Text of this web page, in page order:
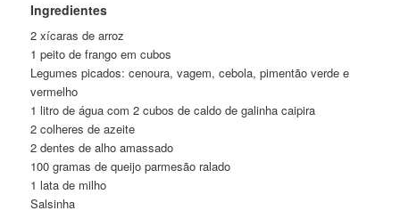
Ingredientes
2 xícaras de arroz
1 peito de frango em cubos
Legumes picados: cenoura, vagem, cebola, pimentão verde e
vermelho
1 litro de água com 2 cubos de caldo de galinha caipira
2 colheres de azeite
2 dentes de alho amassado
100 gramas de queijo parmesão ralado
1 lata de milho
Salsinha